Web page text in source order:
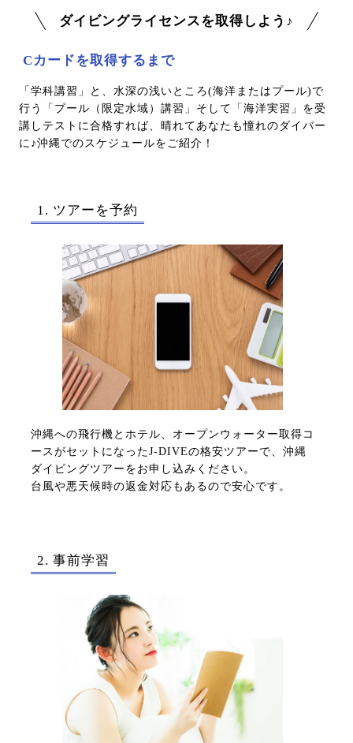
ダイビングライセンスを取得しよう♪
Cカードを取得するまで
「学科講習」と、水深の浅いところ(海洋またはプール)で
行う「プール（限定水域）講習」そして「海洋実習」を受
講しテストに合格すれば、晴れてあなたも憧れのダイバー
に♪沖縄でのスケジュールをご紹介！
1. ツアーを予約
沖縄への飛行機とホテル、オープンウォーター取得コ
ースがセットになったJ-DIVEの格安ツアーで、沖縄
ダイビングツアーをお申し込みください。
台風や悪天候時の返金対応もあるので安心です。
2. 事前学習